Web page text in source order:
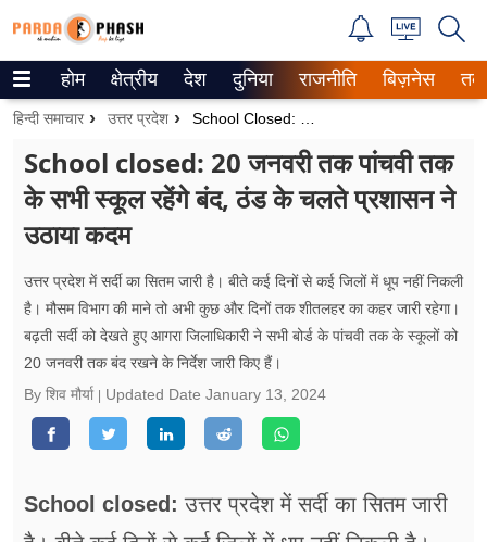
Trending on Google News
वेब स्टोरीज
उत्तर प्रदेश
गैलरी
वीडियो
रिलेशनशिप
जीवन मंत्रा
फूड
होम क्षेत्रीय देश दुनिया राजनीति बिज़नेस
हिन्दी समाचार उत्तर प्रदेश
School closed: 20 जनवरी तक पांचवी तक
के सभी स्कूल रहेंगे बंद, ठंड के चलते प्रशासन ने
उठाया कदम
उत्तर प्रदेश में सर्दी का सितम जारी है। बीते कई दिनों से कई जिलों में धूप नहीं निकली
है। मौसम विभाग की माने तो अभी कुछ और दिनों तक शीतलहर का कहर जारी रहेगा।
बढ़ती सर्दी को देखते हुए आगरा जिलाधिकारी ने सभी बोर्ड के पांचवी तक के स्कूलों को
20 जनवरी तक बंद रखने के निर्देश जारी किए हैं।
By शिव मौर्या
Updated Date January 13, 2024
School closed: उत्तर प्रदेश में सर्दी का सितम जारी